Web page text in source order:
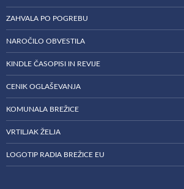
ZAHVALA PO POGREBU
NAROČILO OBVESTILA
KINDLE ČASOPISI IN REVIJE
CENIK OGLAŠEVANJA
KOMUNALA BREŽICE
VRTILJAK ŽELJA
LOGOTIP RADIA BREŽICE EU